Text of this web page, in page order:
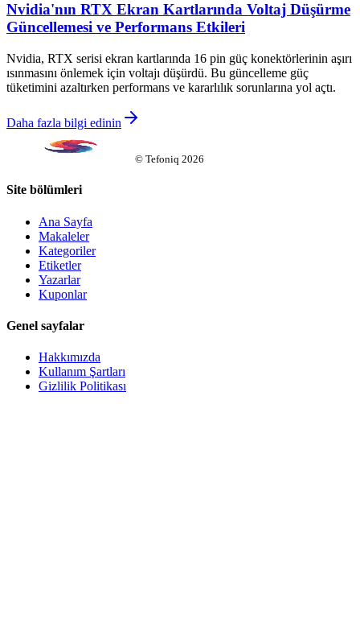
Nvidia'nın RTX Ekran Kartlarında Voltaj Düşürme
Güncellemesi ve Performans Etkileri
Nvidia, RTX serisi ekran kartlarında 16 pin güç konektörlerinin aşırı
ısınmasını önlemek için voltajı düşürdü. Bu güncelleme güç
tüketimini azaltırken performans ve kararlılık sorunlarına yol açtı.
Daha fazla bilgi edinin
© Tefoniq 2026
Site bölümleri
Ana Sayfa
Makaleler
Kategoriler
Etiketler
Yazarlar
Kuponlar
Genel sayfalar
Hakkımızda
Kullanım Şartları
Gizlilik Politikası